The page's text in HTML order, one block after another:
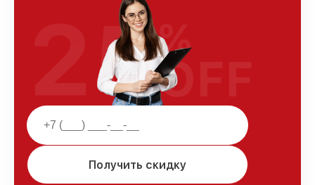
Получить скидку
25%
OFF